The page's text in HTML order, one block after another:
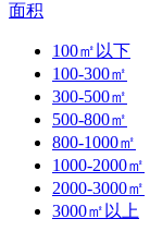
面积
100㎡以下
100-300㎡
300-500㎡
500-800㎡
800-1000㎡
1000-2000㎡
2000-3000㎡
3000㎡以上